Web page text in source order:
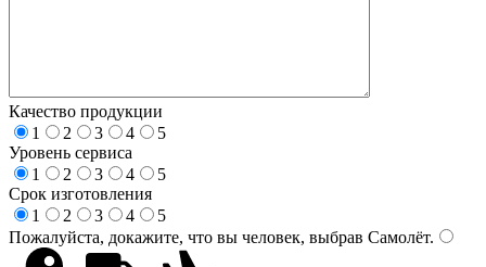
Качество продукции
1
2 3 4
5
Уровень сервиса
1
2 3 4
5
Срок изготовления
1
2 3 4
5
Пожалуйста, докажите, что вы человек, выбрав Самолёт.